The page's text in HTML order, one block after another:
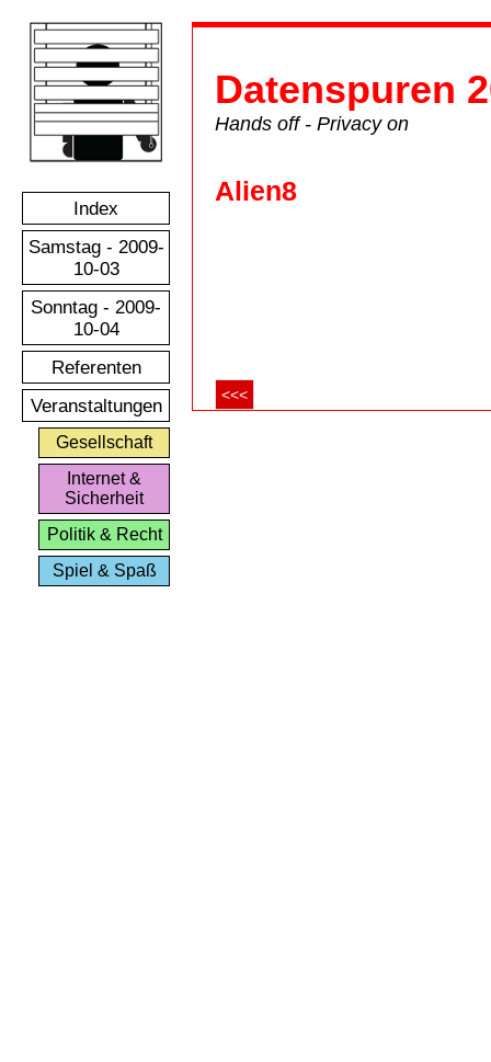
Index
Samstag - 2009-
10-03
Sonntag - 2009-
10-04
Referenten
Veranstaltungen
Gesellschaft
Internet &
Sicherheit
Politik & Recht
Spiel & Spaß
Datenspuren
Hands off - Privacy on
Alien8
<<<